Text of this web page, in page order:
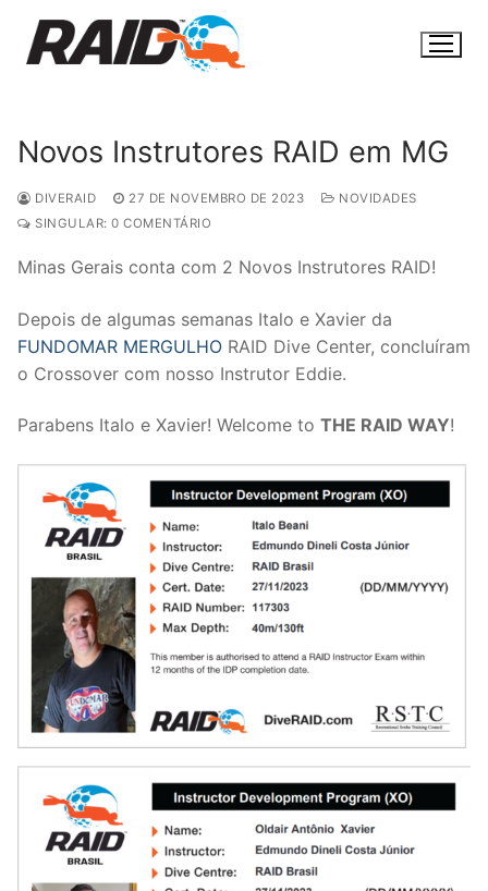
para
Novos Instrutores RAID em MG
DIVERAID 27 DE NOVEMBRO DE 2023
NOVIDADES
SINGULAR: 0 COMENTÁRIO
Minas Gerais conta com 2 Novos Instrutores RAID!
Depois de algumas semanas Italo e Xavier da
FUNDOMAR MERGULHO RAID Dive Center, concluíram
o Crossover com nosso Instrutor Eddie.
Parabens Italo e Xavier! Welcome to THE RAID WAY!